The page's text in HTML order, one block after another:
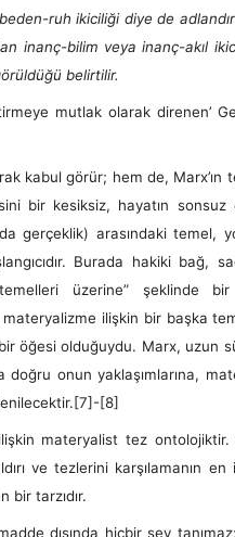
ruh ikiciliği diye de
inanç-bilim veya inanç-akıl
belirtilir.
mutlak olarak direnen’
görür; hem de, Marx’ın
bir kesiksiz, hayatın
gerçeklik) arasındaki temel,
Burada hakiki bağ,
üzerine” şeklinde
materyalizme ilişkin bir başka
öğesi olduğuydu. Marx,
doğru onun yaklaşımlarına,
[7]-[8]
tez ontolojiktir.
ve tezlerini karşılamanın
bir tarzıdır.
hiçbir şey tanımaz;